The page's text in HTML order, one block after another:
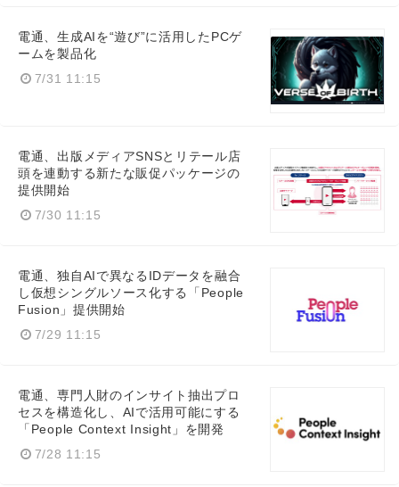
電通、生成AIを“遊び”に活用したPCゲ
ームを製品化
7/31 11:15
電通、出版メディアSNSとリテール店
頭を連動する新たな販促パッケージの
提供開始
7/30 11:15
電通、独自AIで異なるIDデータを融合
し仮想シングルソース化する「People
Fusion」提供開始
7/29 11:15
電通、専門人財のインサイト抽出プロ
セスを構造化し、AIで活用可能にする
「People Context Insight」を開発
7/28 11:15
Japanese
English